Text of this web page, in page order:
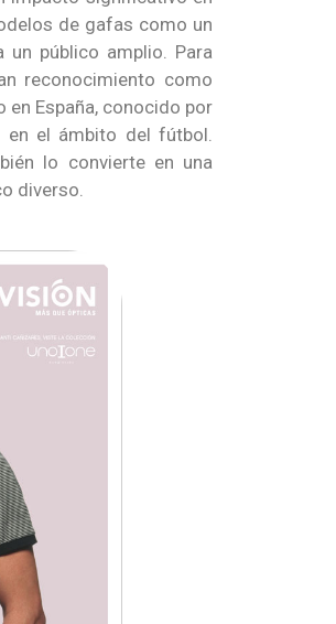
de gafas como un
un público amplio. Para
reconocimiento como
en España, conocido por
el ámbito del fútbol.
lo convierte en una
diverso.